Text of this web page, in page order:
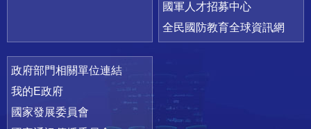
國軍人才招募中心
全民國防教育全球資訊網
政府部門相關單位連結
我的E政府
國家發展委員會